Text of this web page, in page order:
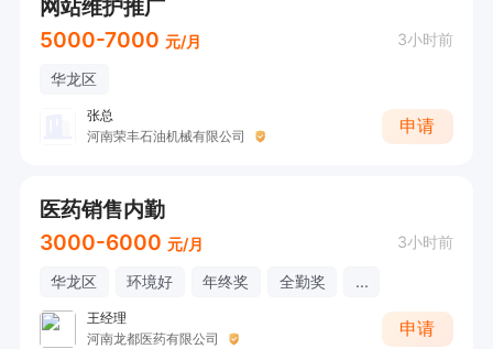
网站维护推广
5000-7000 元/月 3小时前
华龙区
张总
河南荣丰石油机械有限公司
申请
医药销售内勤
3000-6000 元/月 3小时前
华龙区 环境好 年终奖 全勤奖 ...
王经理
河南龙都医药有限公司
申请